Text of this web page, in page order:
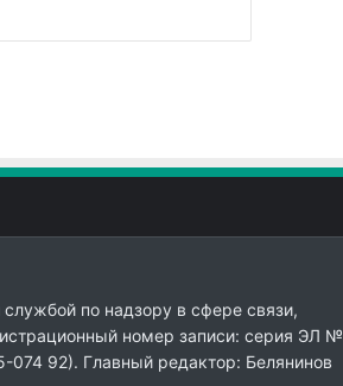
по надзору в сфере связи,
номер записи: серия ЭЛ №
92). Главный редактор: Белянинов